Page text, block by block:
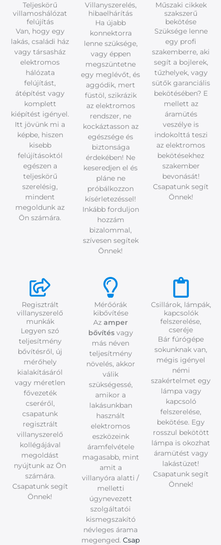
Teljeskörű
villamoshálózat
felújítás
Van, hogy egy
lakás, családi ház
vagy társasház
elektromos
hálózata
felújítást,
átépítést vagy
komplett
kiépítést igényel.
Itt jövünk mi a
képbe, hiszen
kisebb
felújításoktól
egészen a
teljeskörű
szerelésig,
mindent
megoldunk az
Ön számára.
Villanyszerelés,
hibaelhárítás
Ha újabb
konnektorra
lenne szüksége,
vagy éppen
megszüntetne
egy meglévőt, és
aggódik, mert
füstöl, szikrázik
az elektromos
rendszer, ne
kockáztasson az
egészsége és
biztonsága
érdekében! Ne
keseredjen el és
pláne ne
próbálkozzon
kísérletezéssel!
Inkább forduljon
hozzám
bizalommal,
szívesen segítek
Önnek!
Műszaki cikkek
szakszerű
bekötése
Szüksége lenne
egy profi
szakemberre, aki
segít a bojlerek,
tűzhelyek, vagy
sütők garanciális
bekötésében? E
mellett az
áramütés
veszélye is
indokolttá teszi
az elektromos
bekötésekhez
szakember
bevonását!
Csapatunk segít
Önnek!
Regisztrált
villanyszerelő
munkák
Legyen szó
teljesítmény
bővítésről, új
mérőhely
kialakításáról
vagy méretlen
fővezeték
cseréről,
csapatunk
regisztrált
villanyszerelő
kollégájával
megoldást
nyújtunk az Ön
számára.
Csapatunk segít
Önnek!
Mérőórák
kibővítése
Az amper
bővítésvagy
más néven
teljesítmény
növelés, akkor
válik
szükségessé,
amikor a
lakásunkban
használt
elektromos
eszközeink
áramfelvétele
magasabb, mint
amit a
villanyóra alatti /
melletti
úgynevezett
szolgáltatói
kismegszakító
névleges árama
megenged. Csap
Csillárok, lámpák,
kapcsolók
felszerelése,
cseréje
Bár fúrógépe
sokunknak van,
mégis igényel
némi
szakértelmet egy
lámpa vagy
kapcsoló
felszerelése,
bekötése. Egy
rosszul bekötött
lámpa is okozhat
áramütést vagy
lakástüzet!
Csapatunk segít
Önnek!